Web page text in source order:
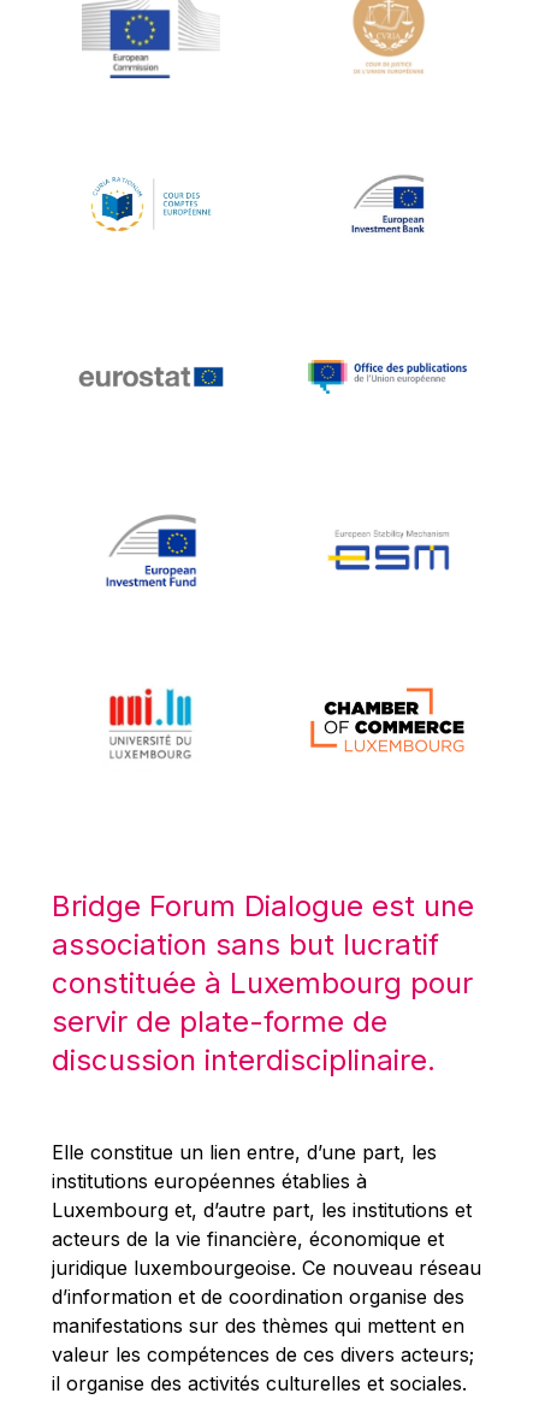
Jean-Louis Schiltz
Jean-Victor Louis
Johnny Åkerholm
Katharien L.C. Hunt
Klaus-Heiner Lehne
Koen LENAERTS
Lars Heikensten
Lucas Papademos
Máire Geoghegan-Quinn
Mario Centeno
Mario Monti
Maroš ŠEFČOVIČ
Martin Bailey
Martine Reicherts
Michael Sohlman
Michel Goedert
Mireille Delmas-Marty
Nobuo Tanaka
Otmar Issing
Paolo Mengozzi
Paschal Donohoe
Bridge Forum Dialogue est une
association sans but lucratif
constituée à Luxembourg pour
servir de plate-forme de
discussion interdisciplinaire.
Elle constitue un lien entre, d’une part, les
institutions européennes établies à
Luxembourg et, d’autre part, les institutions et
acteurs de la vie financière, économique et
juridique luxembourgeoise. Ce nouveau réseau
d’information et de coordination organise des
manifestations sur des thèmes qui mettent en
valeur les compétences de ces divers acteurs;
il organise des activités culturelles et sociales.